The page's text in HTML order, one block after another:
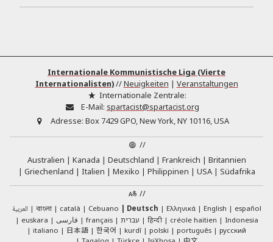
Internationale Kommunistische Liga (Vierte
Internationalisten)//Neuigkeiten | Veranstaltungen
Internationale Zentrale:
E-Mail: spartacist@spartacist.org
Adresse: Box 7429 GPO, New York, NY 10116, USA
//
Australien
Kanada Deutschland Frankreich
Britannien
Griechenland
Italien Mexiko Philippinen USA
Südafrika
//
العربية বাংলা català Cebuano Deutsch Ελληνικά English
español
euskara
فارسی français עברית हिन्दी créole haïtien
Indonesia
italiano
日本語 한국어 kurdî polski português
русский